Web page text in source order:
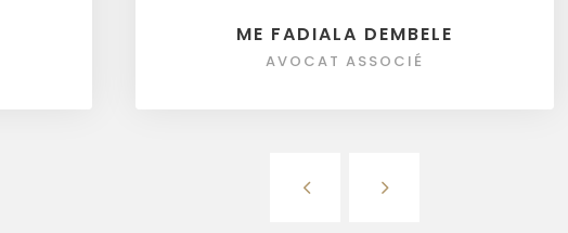
ME FADIALA DEMBELE
AVOCAT ASSOCIÉ